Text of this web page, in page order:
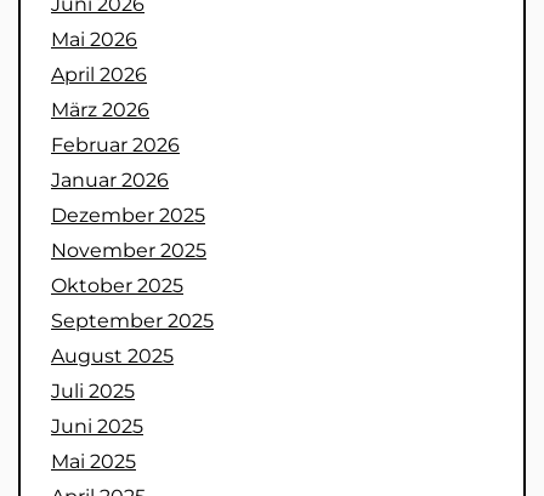
Mai 2026
April 2026
März 2026
Februar 2026
Januar 2026
Dezember 2025
November 2025
Oktober 2025
September 2025
August 2025
Juli 2025
Juni 2025
Mai 2025